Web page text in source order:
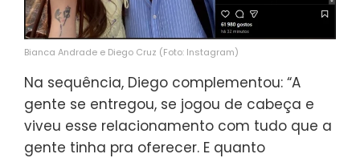
Bianca Andrade e Diego Cruz (Foto: Instagram)
Na sequência, Diego complementou: “A
gente se entregou, se jogou de cabeça e
viveu esse relacionamento com tudo que a
gente tinha pra oferecer. E quanto